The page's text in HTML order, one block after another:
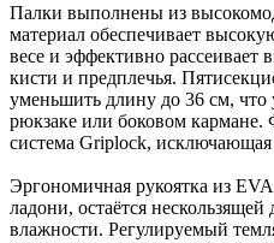
Палки выполнены из
материал обеспечивает
весе и эффективно рассеивает
кисти и предплечья.
уменьшить длину до 36 см, что
рюкзаке или боковом
система Griplock,
Эргономичная рукоятка из
ладони, остаётся
влажности. Регулируемый